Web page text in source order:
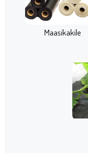
Maasikakile